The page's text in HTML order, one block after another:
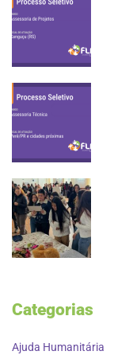
Categorias
Ajuda Humanitária